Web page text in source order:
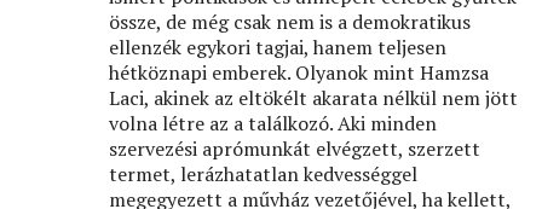
össze, de még csak nem is a demokratikus
ellenzék egykori tagjai, hanem teljesen
hétköznapi emberek. Olyanok mint Hamzsa
Laci, akinek az eltökélt akarata nélkül nem jött
volna létre az a találkozó. Aki minden
szervezési aprómunkát elvégzett, szerzett
termet, lerázhatatlan kedvességgel
megegyezett a művház vezetőjével, ha kellett,